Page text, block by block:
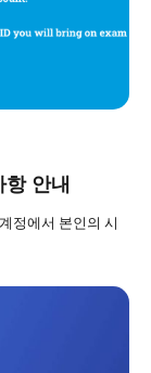
안내
정에서 본인의 시